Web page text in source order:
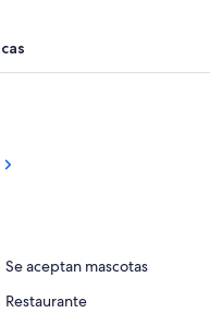
se sirven almuerzos y
Se aceptan mascotas
Restaurante